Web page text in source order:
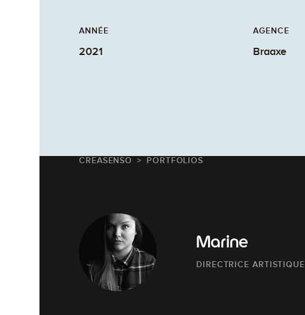
ANNÉE
2021
AGENCE
Braaxe
CREASENSO PORTFOLIOS
Marine
DIRECTRICE ARTISTIQUE